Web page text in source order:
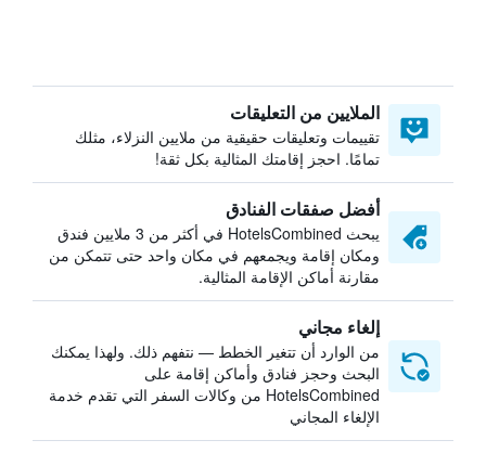
الملايين من التعليقات
تقييمات وتعليقات حقيقية من ملايين النزلاء، مثلك
تمامًا. احجز إقامتك المثالية بكل ثقة!
أفضل صفقات الفنادق
يبحث HotelsCombined في أكثر من 3 ملايين فندق
ومكان إقامة ويجمعهم في مكان واحد حتى تتمكن من
مقارنة أماكن الإقامة المثالية.
إلغاء مجاني
من الوارد أن تتغير الخطط — نتفهم ذلك. ولهذا يمكنك
البحث وحجز فنادق وأماكن إقامة على
HotelsCombined من وكالات السفر التي تقدم خدمة
الإلغاء المجاني